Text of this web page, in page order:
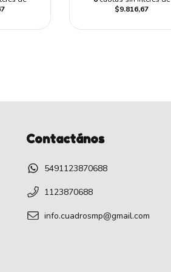
$9.816,67
Contactános
5491123870688
1123870688
info.cuadrosmp@gmail.com